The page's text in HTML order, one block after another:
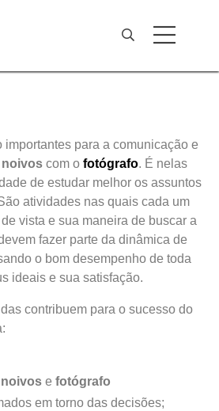
importantes para a comunicação e
noivos com o fotógrafo. É nelas
de estudar melhor os assuntos
atividades nas quais cada um
vista e sua maneira de buscar a
fazer parte da dinâmica de
o bom desempenho de toda
ideais e sua satisfação.
contribuem para o sucesso do
noivos e fotógrafo
em torno das decisões;